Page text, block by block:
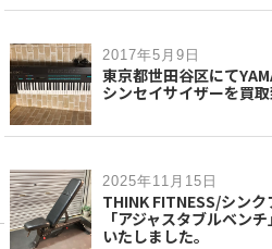
2017年5月9日
東京都世田谷区にて
シンセイサイザーを買取
2025年11月15日
THINK FITNESS/シンク
「アジャスタブルベン
いたしました。